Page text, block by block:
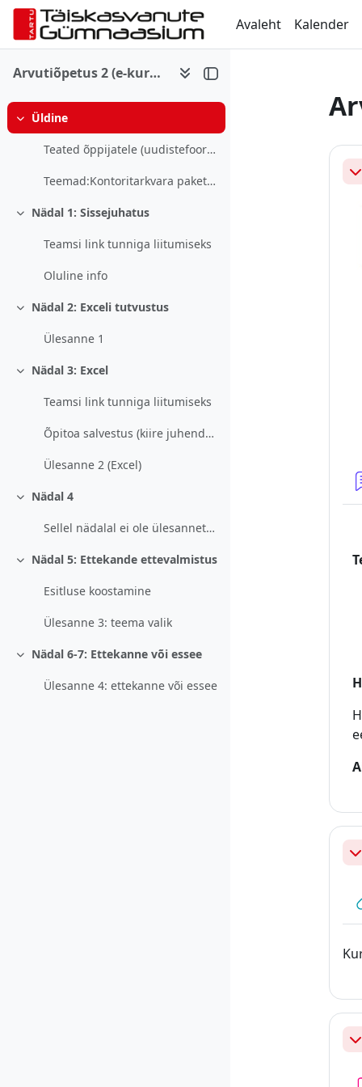
Jäta vahele peasisuni
Avaleht
Kalender
Arvutiõpetus 2 (e-kursus)
Ahenda
Üldine
Teated õppijatele (uudistefoorum)
Teemad:Kontoritarkvara pakett (Word, Excel, PowerP...
Ahenda
Nädal 1: Sissejuhatus
Teamsi link tunniga liitumiseks
Oluline info
Ahenda
Nädal 2: Exceli tutvustus
Ülesanne 1
Ahenda
Nädal 3: Excel
Teamsi link tunniga liitumiseks
Õpitoa salvestus (kiire juhend/ülevaade)
Ülesanne 2 (Excel)
Ahenda
Nädal 4
Sellel nädalal ei ole ülesannet. Kes ei jõudnud va...
Ahenda
Nädal 5: Ettekande ettevalmistus
Esitluse koostamine
Ülesanne 3: teema valik
Ahenda
Nädal 6-7: Ettekanne või essee
Ülesanne 4: ettekanne või essee